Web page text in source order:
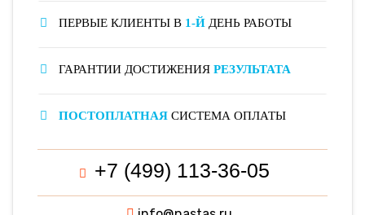
ПЕРВЫЕ КЛИЕНТЫ В 1-Й ДЕНЬ РАБОТЫ
ГАРАНТИИ ДОСТИЖЕНИЯ РЕЗУЛЬТАТА
ПОСТОПЛАТНАЯ СИСТЕМА ОПЛАТЫ
+7 (499) 113-36-05